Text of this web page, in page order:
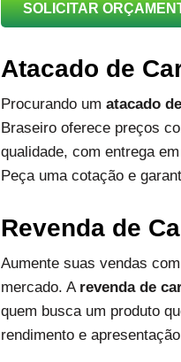
SOLICITAR
Atacado de
Procurando um atacado
Braseiro oferece preços
qualidade, com entrega
Peça uma cotação e
Revenda de
Aumente suas vendas
mercado. A revenda de
quem busca um produto
rendimento e